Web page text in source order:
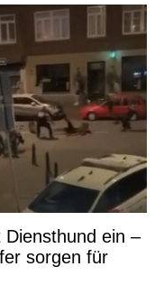
ein –
sorgen für